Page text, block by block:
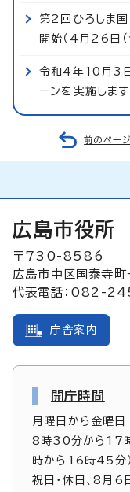
第2回ひろしま国
開始（4月26日（
令和4年10月3日
ーンを実施します
前のペー
広島市役所
〒730-8586
広島市中区国泰寺
代表電話：082-
庁舎案内
開庁時間
月曜日から金曜日
8時30分から17時
時から16時45分）
祝日・休日、8月